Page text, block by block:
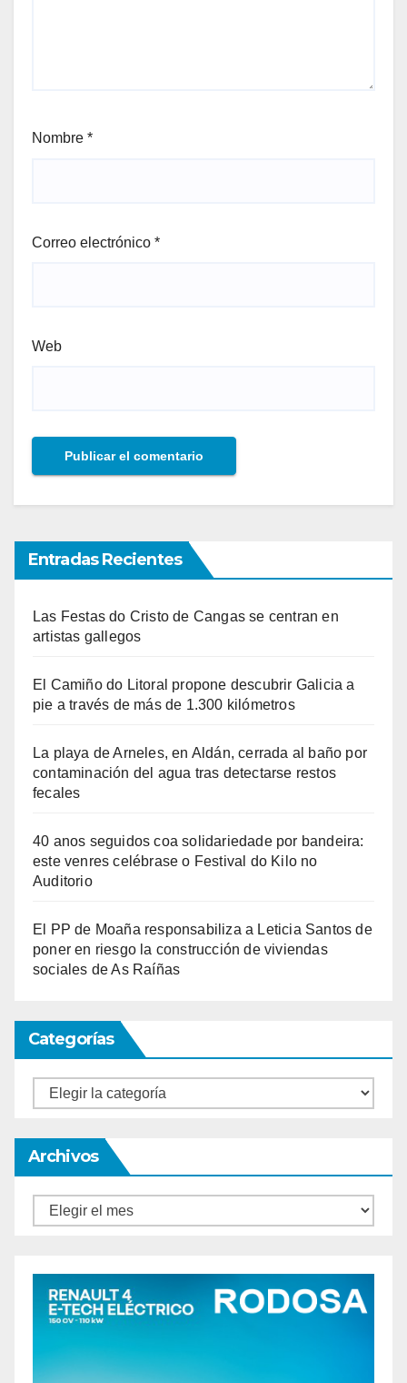
Nombre *
Correo electrónico *
Web
Entradas Recientes
Las Festas do Cristo de Cangas se centran en
artistas gallegos
El Camiño do Litoral propone descubrir Galicia a
pie a través de más de 1.300 kilómetros
La playa de Arneles, en Aldán, cerrada al baño por
contaminación del agua tras detectarse restos
fecales
40 anos seguidos coa solidariedade por bandeira:
este venres celébrase o Festival do Kilo no
Auditorio
El PP de Moaña responsabiliza a Leticia Santos de
poner en riesgo la construcción de viviendas
sociales de As Raíñas
Categorías
Categorías
Archivos
Archivos